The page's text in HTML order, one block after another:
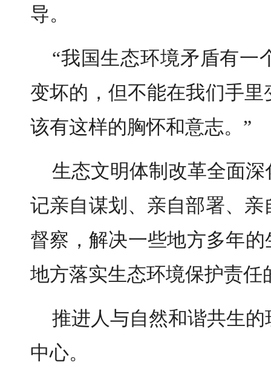
导。
“我国生态环境矛盾有一
变坏的，但不能在我们手
该有这样的胸怀和意志。”
生态文明体制改革全面
记亲自谋划、亲自部署、
督察，解决一些地方多年
地方落实生态环境保护责任
推进人与自然和谐共生
中心。